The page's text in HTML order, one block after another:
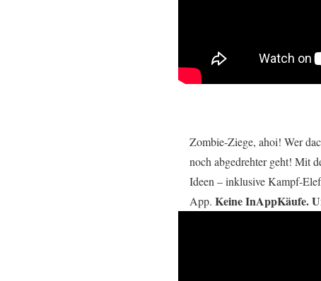
Zombie-Ziege, ahoi! Wer
noch abgedrehter geht! Mit
Ideen – inklusive Kampf-
App. Keine InAppKäufe.